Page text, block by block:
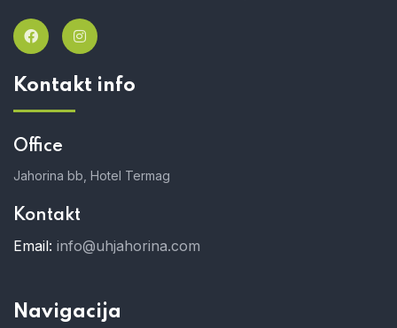
Kontakt info
Office
Jahorina bb, Hotel Termag
Kontakt
Email: info@uhjahorina.com
Navigacija